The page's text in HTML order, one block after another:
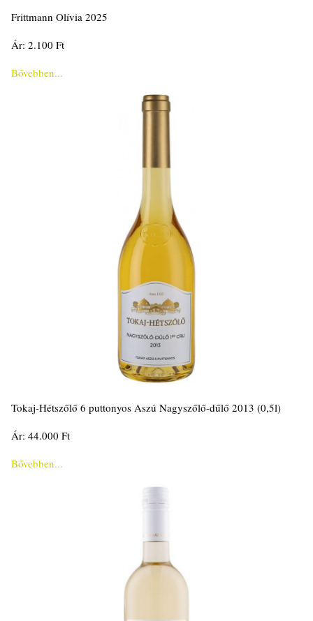
Frittmann Olívia 2025
Ár: 2.100 Ft
Bővebben...
Tokaj-Hétszőlő 6 puttonyos Aszú Nagyszőlő-dűlő 2013 (0,5l)
Ár: 44.000 Ft
Bővebben...